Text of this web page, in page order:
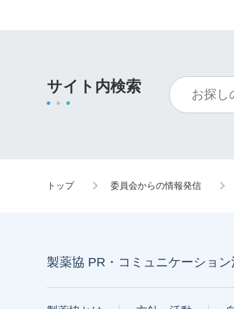
サイト内検索
トップ 委員会からの情報発信
製薬協 PR・コミュニケーション